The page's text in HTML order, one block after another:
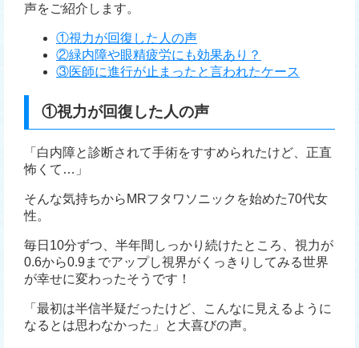
声をご紹介します。
①視力が回復した人の声
②緑内障や眼精疲労にも効果あり？
③医師に進行が止まったと言われたケース
①視力が回復した人の声
「白内障と診断されて手術をすすめられたけど、正直
怖くて…」
そんな気持ちからMRフタワソニックを始めた70代女
性。
毎日10分ずつ、半年間しっかり続けたところ、視力が
0.6から0.9までアップし視界がくっきりしてみる世界
が幸せに変わったそうです！
「最初は半信半疑だったけど、こんなに見えるように
なるとは思わなかった」と大喜びの声。